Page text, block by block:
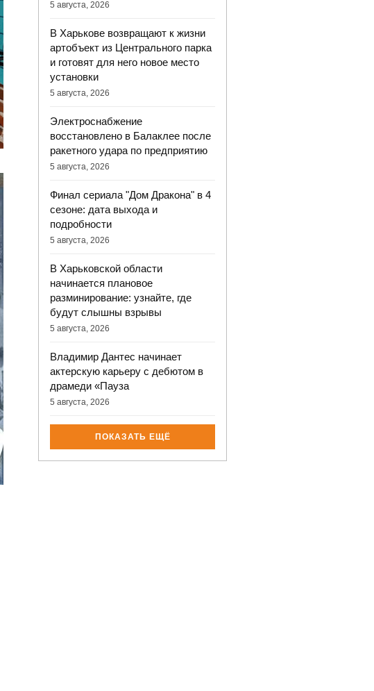
5 августа, 2026
В Харькове возвращают к жизни
артобъект из Центрального парка
и готовят для него новое место
установки
5 августа, 2026
Электроснабжение
восстановлено в Балаклее после
ракетного удара по предприятию
5 августа, 2026
Финал сериала "Дом Дракона" в 4
сезоне: дата выхода и
подробности
5 августа, 2026
В Харьковской области
начинается плановое
разминирование: узнайте, где
будут слышны взрывы
5 августа, 2026
Владимир Дантес начинает
актерскую карьеру с дебютом в
драмеди «Пауза
5 августа, 2026
ПОКАЗАТЬ ЕЩЁ